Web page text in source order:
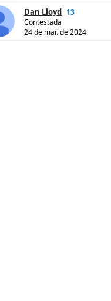
Dan Lloyd 13
Contestada
24 de mar. de 2024